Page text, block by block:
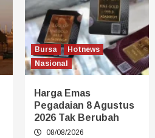
Bursa
Hotnews
Nasional
Harga Emas
Pegadaian 8 Agustus
2026 Tak Berubah
08/08/2026